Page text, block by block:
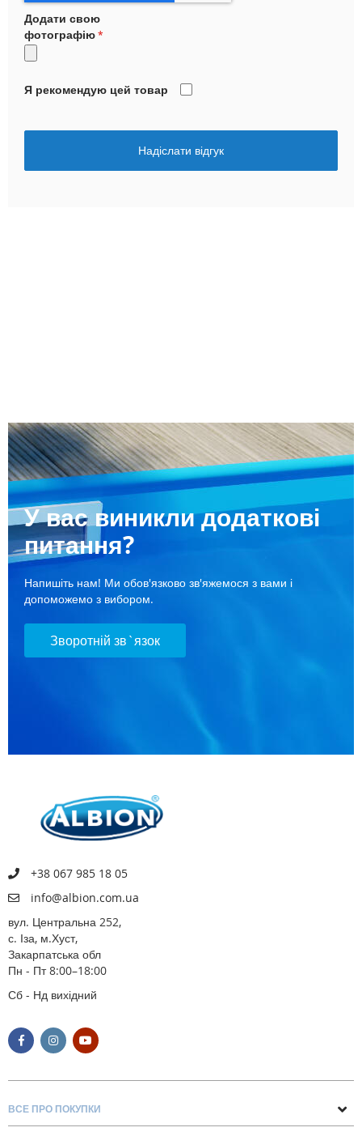
Додати свою
фотографію
Я рекомендую цей товар
Надіслати відгук
У вас виникли додаткові
питання?
Напишіть нам! Ми обов'язково зв'яжемося з вами і
допоможемо з вибором.
Зворотній зв`язок
+38 067 985 18 05
info@albion.com.ua
вул. Центральна 252,
с. Іза, м.Хуст,
Закарпатська обл
Пн - Пт 8:00–18:00
Сб - Нд вихідний
ВСЕ ПРО ПОКУПКИ